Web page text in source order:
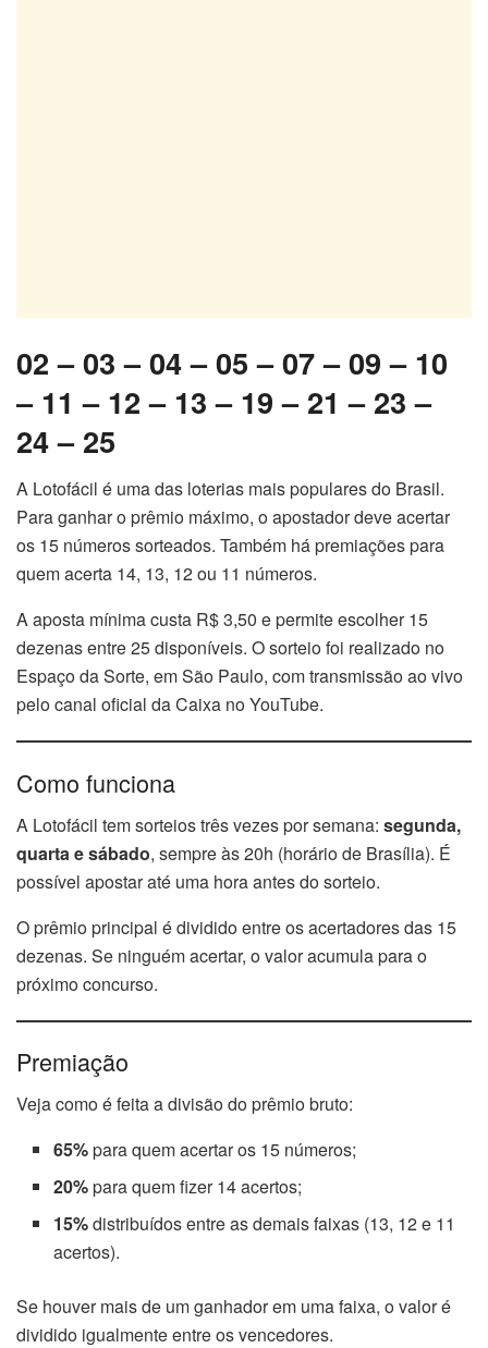
02 – 03 – 04 – 05 – 07 – 09 – 10
– 11 – 12 – 13 – 19 – 21 – 23 –
24 – 25
A Lotofácil é uma das loterias mais populares do Brasil.
Para ganhar o prêmio máximo, o apostador deve acertar
os 15 números sorteados. Também há premiações para
quem acerta 14, 13, 12 ou 11 números.
A aposta mínima custa R$ 3,50 e permite escolher 15
dezenas entre 25 disponíveis. O sorteio foi realizado no
Espaço da Sorte, em São Paulo, com transmissão ao vivo
pelo canal oficial da Caixa no YouTube.
Como funciona
A Lotofácil tem sorteios três vezes por semana: segunda,
quarta e sábado, sempre às 20h (horário de Brasília). É
possível apostar até uma hora antes do sorteio.
O prêmio principal é dividido entre os acertadores das 15
dezenas. Se ninguém acertar, o valor acumula para o
próximo concurso.
Premiação
Veja como é feita a divisão do prêmio bruto:
65%para quem acertar os 15 números;
20%para quem fizer 14 acertos;
15%distribuídos entre as demais faixas (13, 12 e 11
acertos).
Se houver mais de um ganhador em uma faixa, o valor é
dividido igualmente entre os vencedores.